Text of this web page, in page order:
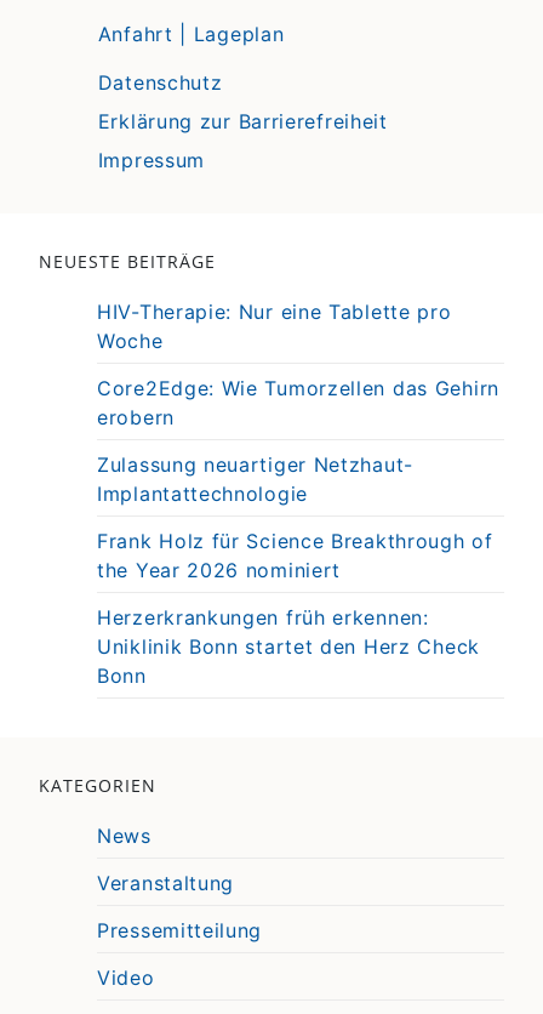
Anfahrt | Lageplan
Datenschutz
Erklärung zur Barrierefreiheit
Impressum
NEUESTE BEITRÄGE
HIV-Therapie: Nur eine Tablette pro
Woche
Core2Edge: Wie Tumorzellen das Gehirn
erobern
Zulassung neuartiger Netzhaut-
Implantattechnologie
Frank Holz für Science Breakthrough of
the Year 2026 nominiert
Herzerkrankungen früh erkennen:
Uniklinik Bonn startet den Herz Check
Bonn
KATEGORIEN
News
Veranstaltung
Pressemitteilung
Video